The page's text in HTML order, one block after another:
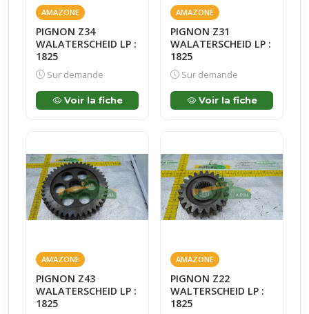
AMAZONE
PIGNON Z34
WALATERSCHEID LP :
1825
Sur demande
Voir la fiche
AMAZONE
PIGNON Z31
WALATERSCHEID LP :
1825
Sur demande
Voir la fiche
AMAZONE
PIGNON Z43
WALATERSCHEID LP :
1825
AMAZONE
PIGNON Z22
WALTERSCHEID LP :
1825